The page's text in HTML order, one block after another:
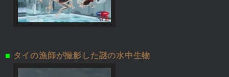
■ タイの漁師が撮影した謎の水中生物